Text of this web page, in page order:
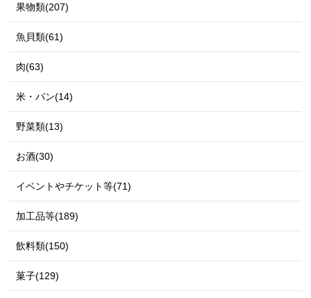
果物類(207)
魚貝類(61)
肉(63)
米・パン(14)
野菜類(13)
お酒(30)
イベントやチケット等(71)
加工品等(189)
飲料類(150)
菓子(129)